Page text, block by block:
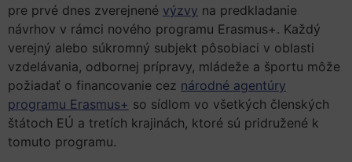
pre prvé dnes zverejnené výzvy na predkladanie
návrhov v rámci nového programu Erasmus+. Každý
verejný alebo súkromný subjekt pôsobiaci v oblasti
vzdelávania, odbornej prípravy, mládeže a športu môže
požiadať o financovanie cez národné agentúry
programu Erasmus+ so sídlom vo všetkých členských
štátoch EÚ a tretích krajinách, ktoré sú pridružené k
tomuto programu.